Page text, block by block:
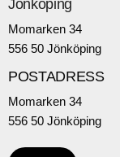
Jönköping
Momarken 34
556 50 Jönköping
POSTADRESS
Momarken 34
556 50 Jönköping